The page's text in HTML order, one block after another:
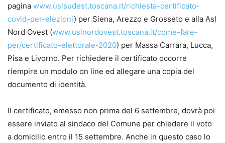
pagina www.uslsudest.toscana.it/richiesta-certificato-
covid-per-elezioni) per Siena, Arezzo e Grosseto e alla Asl
Nord Ovest (www.uslnordovest.toscana.it/come-fare-
per/certificato-elettorale-2020) per Massa Carrara, Lucca,
Pisa e Livorno. Per richiedere il certificato occorre
riempire un modulo on line ed allegare una copia del
documento di identità.
Il certificato, emesso non prima del 6 settembre, dovrà poi
essere inviato al sindaco del Comune per chiedere il voto
a domicilio entro il 15 settembre. Anche in questo caso lo